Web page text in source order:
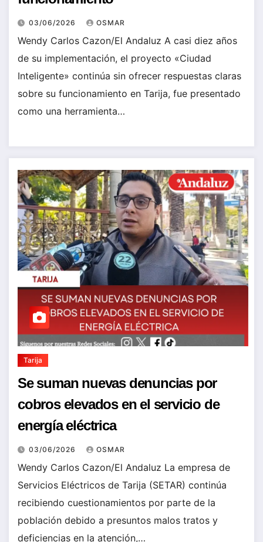
03/06/2026 OSMAR
Wendy Carlos Cazon/El Andaluz A casi diez años
de su implementación, el proyecto «Ciudad
Inteligente» continúa sin ofrecer respuestas claras
sobre su funcionamiento en Tarija, fue presentado
como una herramienta…
Tarija
Se suman nuevas denuncias por
cobros elevados en el servicio de
energía eléctrica
03/06/2026 OSMAR
Wendy Carlos Cazon/El Andaluz La empresa de
Servicios Eléctricos de Tarija (SETAR) continúa
recibiendo cuestionamientos por parte de la
población debido a presuntos malos tratos y
deficiencias en la atención,…